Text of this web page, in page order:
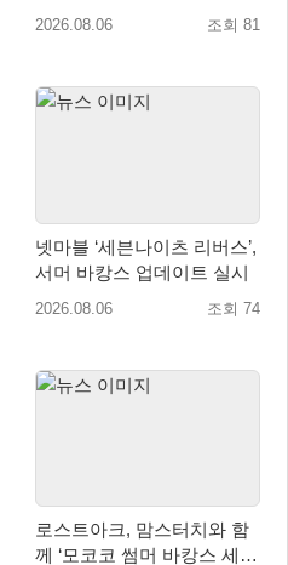
라’ 업데이트!
2026.08.06 조회 81
넷마블 ‘세븐나이츠 리버스’,
서머 바캉스 업데이트 실시
2026.08.06 조회 74
로스트아크, 맘스터치와 함
께 ‘모코코 썸머 바캉스 세